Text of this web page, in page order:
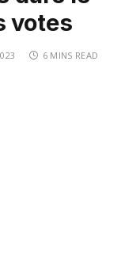
votes
6 MINS READ